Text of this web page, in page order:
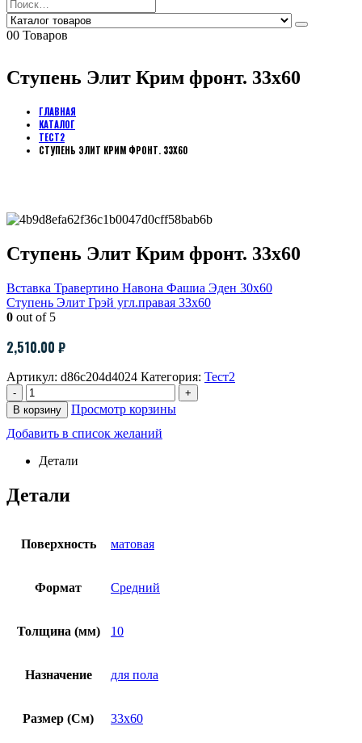
00 Товаров
Ступень Элит Крим фронт. 33х60
ГЛАВНАЯ
КАТАЛОГ
ТЕСТ2
СТУПЕНЬ ЭЛИТ КРИМ ФРОНТ. 33Х60
Ступень Элит Крим фронт. 33х60
Вставка Травертино Навона Фашиа Эден 30х60
Ступень Элит Грэй угл.правая 33х60
0 out of 5
2,510.00 ₽
Артикул: d86c204d4024 Категория: Тест2
-
+
В корзину
Просмотр корзины
Добавить в список желаний
Детали
Детали
Поверхность матовая
Формат Средний
Толщина (мм) 10
Назначение для пола
Размер (См) 33х60